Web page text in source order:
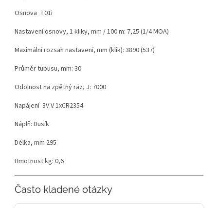
Osnova T01i
Nastavení osnovy, 1 kliky, mm / 100 m: 7,25 (1/4 MOA)
Maximální rozsah nastavení, mm (klik): 3890 (537)
Průměr tubusu, mm: 30
Odolnost na zpětný ráz, J: 7000
Napájení 3V V 1xCR2354
Náplň: Dusík
Délka, mm 295
Hmotnost kg: 0,6
Často kladené otázky